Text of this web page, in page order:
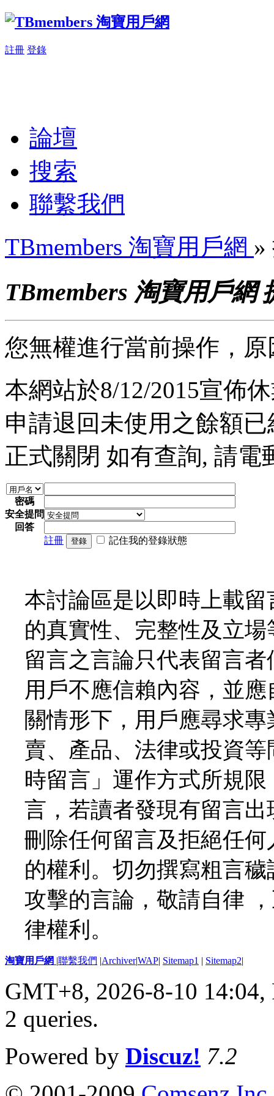
註冊 登錄
論壇
搜索
聯繫我們
TBmembers 淘寶用戶網 »
TBmembers 淘寶用戶網
您無權進行當前操作，
本網站於8/12/2015宣佈
申請退回未使用之餘額
正式關閉 如有查詢, 請電
密碼
安全提問
回答
註冊
登錄 記住我的登錄狀態
本討論區是以即時上載
的真實性、完整性及立
留言之言論只代表留言
用戶不應信賴內容，並
關情形下，用戶應尋求
賣、產品、法律或投資
時留言」運作方式所規
言，若讀者發現有留言
刪除任何留言及拒絕任
的權利。切勿撰寫粗言
攻擊的言論，敬請自律
律權利。
淘寶用戶網 |聯繫我們 |Archiver|WAP| Sitemap1 | Sitemap2|
GMT+8, 2026-8-10 14:04,
2 queries.
Powered by Discuz! 7.2